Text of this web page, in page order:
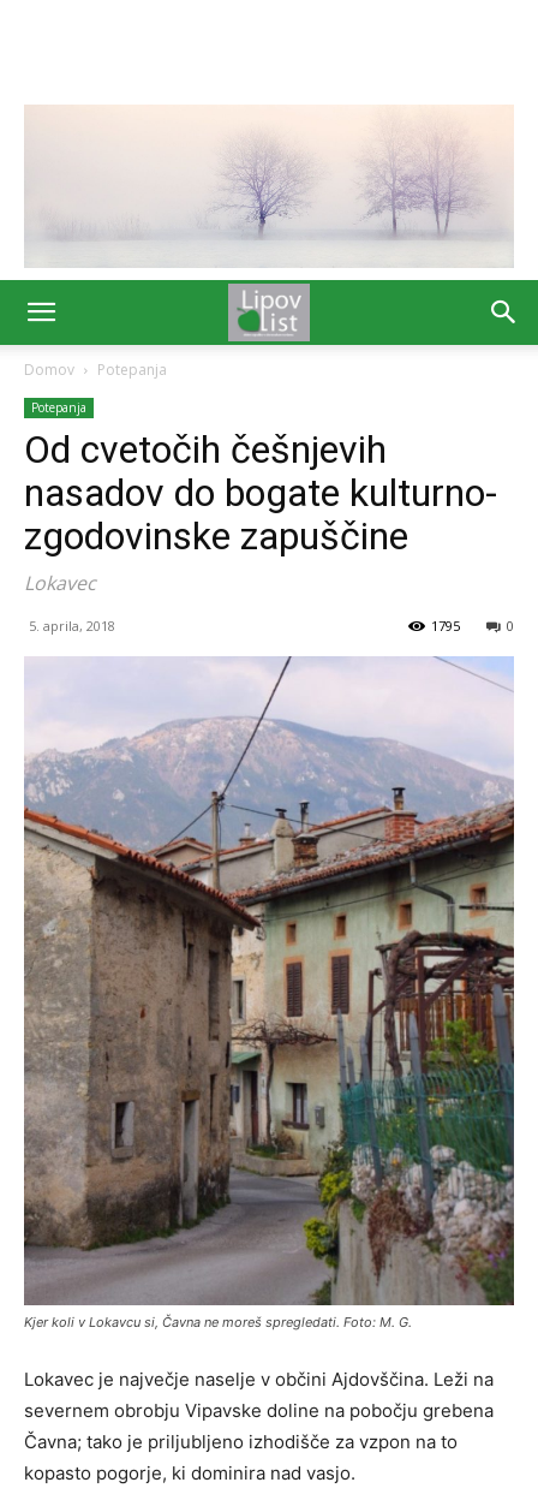
Domov Potepanja
Potepanja
Od cvetočih češnjevih
nasadov do bogate kulturno-
zgodovinske zapuščine
Lokavec
5. aprila, 2018 0
1795
Kjer koli v Lokavcu si, Čavna ne moreš spregledati. Foto: M. G.
Lokavec je največje naselje v občini Ajdovščina. Leži na
severnem obrobju Vipavske doline na pobočju grebena
Čavna; tako je priljubljeno izhodišče za vzpon na to
kopasto pogorje, ki dominira nad vasjo.